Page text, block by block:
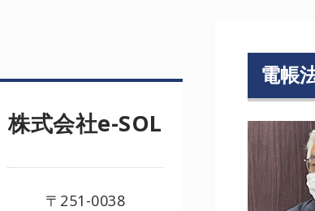
電帳
株式会社e-SOL
〒251-0038